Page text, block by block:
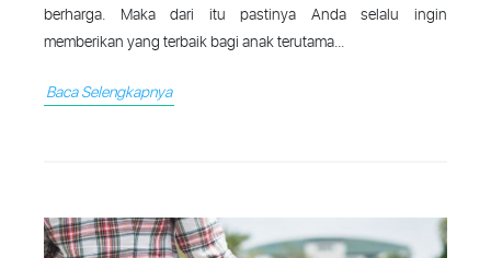
berharga. Maka dari itu pastinya Anda selalu ingin
memberikan yang terbaik bagi anak terutama...
Baca Selengkapnya